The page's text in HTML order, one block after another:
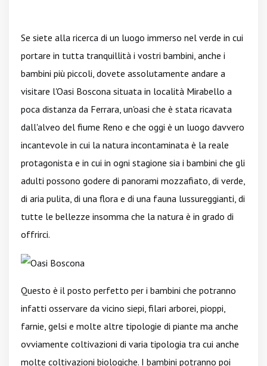
Se siete alla ricerca di un luogo immerso nel verde in cui
portare in tutta tranquillità i vostri bambini, anche i
bambini più piccoli, dovete assolutamente andare a
visitare l'Oasi Boscona situata in località Mirabello a
poca distanza da Ferrara, un'oasi che è stata ricavata
dall'alveo del fiume Reno e che oggi è un luogo davvero
incantevole in cui la natura incontaminata è la reale
protagonista e in cui in ogni stagione sia i bambini che gli
adulti possono godere di panorami mozzafiato, di verde,
di aria pulita, di una flora e di una fauna lussureggianti, di
tutte le bellezze insomma che la natura è in grado di
offrirci.
Questo è il posto perfetto per i bambini che potranno
infatti osservare da vicino siepi, filari arborei, pioppi,
farnie, gelsi e molte altre tipologie di piante ma anche
ovviamente coltivazioni di varia tipologia tra cui anche
molte coltivazioni biologiche. I bambini potranno poi